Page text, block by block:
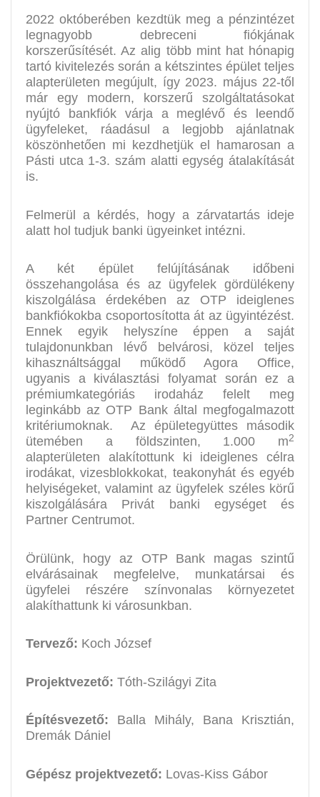
2022 októberében kezdtük meg a pénzintézet
legnagyobb debreceni fiókjának
korszerűsítését. Az alig több mint hat hónapig
tartó kivitelezés során a kétszintes épület teljes
alapterületen megújult, így 2023. május 22-től
már egy modern, korszerű szolgáltatásokat
nyújtó bankfiók várja a meglévő és leendő
ügyfeleket, ráadásul a legjobb ajánlatnak
köszönhetően mi kezdhetjük el hamarosan a
Pásti utca 1-3. szám alatti egység átalakítását
is.
Felmerül a kérdés, hogy a zárvatartás ideje
alatt hol tudjuk banki ügyeinket intézni.
A két épület felújításának időbeni
összehangolása és az ügyfelek gördülékeny
kiszolgálása érdekében az OTP ideiglenes
bankfiókokba csoportosította át az ügyintézést.
Ennek egyik helyszíne éppen a saját
tulajdonunkban lévő belvárosi, közel teljes
kihasználtsággal működő Agora Office,
ugyanis a kiválasztási folyamat során ez a
prémiumkategóriás irodaház felelt meg
leginkább az OTP Bank által megfogalmazott
kritériumoknak. Az épületegyüttes második
ütemében a földszinten, 1.000 m2
alapterületen alakítottunk ki ideiglenes célra
irodákat, vizesblokkokat, teakonyhát és egyéb
helyiségeket, valamint az ügyfelek széles körű
kiszolgálására Privát banki egységet és
Partner Centrumot.
Örülünk, hogy az OTP Bank magas szintű
elvárásainak megfelelve, munkatársai és
ügyfelei részére színvonalas környezetet
alakíthattunk ki városunkban.
Tervező: Koch József
Projektvezető: Tóth-Szilágyi Zita
Építésvezető: Balla Mihály, Bana Krisztián,
Dremák Dániel
Gépész projektvezető: Lovas-Kiss Gábor